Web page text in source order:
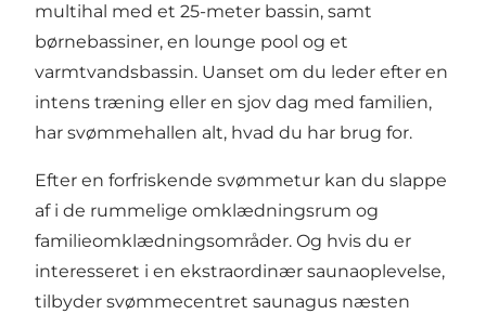
multihal med et 25-meter bassin, samt
børnebassiner, en lounge pool og et
varmtvandsbassin. Uanset om du leder efter en
intens træning eller en sjov dag med familien,
har svømmehallen alt, hvad du har brug for.
Efter en forfriskende svømmetur kan du slappe
af i de rummelige omklædningsrum og
familieomklædningsområder. Og hvis du er
interesseret i en ekstraordinær saunaoplevelse,
tilbyder svømmecentret saunagus næsten